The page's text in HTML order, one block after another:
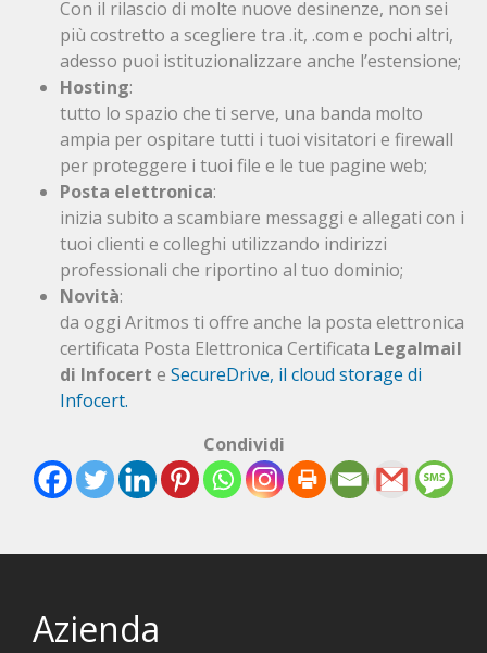
Con il rilascio di molte nuove desinenze, non sei
più costretto a scegliere tra .it, .com e pochi altri,
adesso puoi istituzionalizzare anche l’estensione;
Hosting:
tutto lo spazio che ti serve, una banda molto
ampia per ospitare tutti i tuoi visitatori e firewall
per proteggere i tuoi file e le tue pagine web;
Posta elettronica:
inizia subito a scambiare messaggi e allegati con i
tuoi clienti e colleghi utilizzando indirizzi
professionali che riportino al tuo dominio;
Novità:
da oggi Aritmos ti offre anche la posta elettronica
certificata Posta Elettronica Certificata Legalmail
di Infocert e SecureDrive, il cloud storage di
Infocert.
Condividi
Azienda